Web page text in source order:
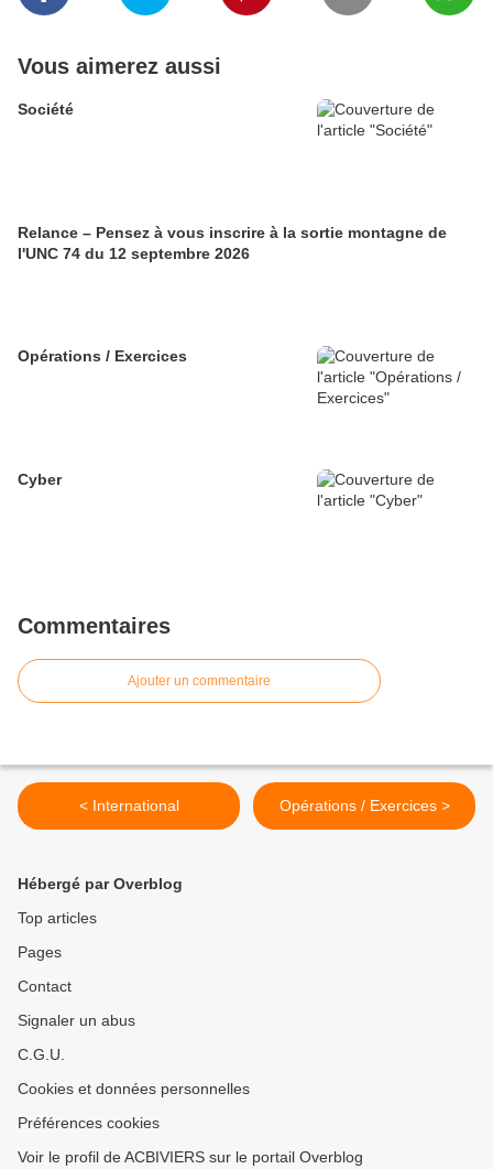
Vous aimerez aussi
Société
Relance – Pensez à vous inscrire à la sortie montagne de
l'UNC 74 du 12 septembre 2026
Opérations / Exercices
Cyber
Commentaires
Ajouter un commentaire
< International Opérations / Exercices >
Hébergé par Overblog
Top articles
Pages
Contact
Signaler un abus
C.G.U.
Cookies et données personnelles
Préférences cookies
Voir le profil de ACBIVIERS sur le portail Overblog